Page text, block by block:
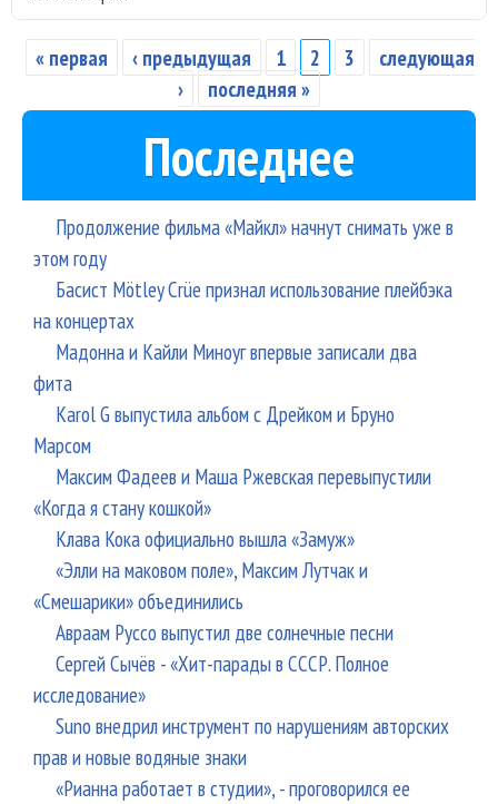
« первая ‹ предыдущая 1 2 3
следующая
›
последняя »
Последнее
Продолжение фильма «Майкл» начнут снимать уже в
этом году
Басист Mötley Crüe признал использование плейбэка
на концертах
Мадонна и Кайли Миноуг впервые записали два
фита
Karol G выпустила альбом с Дрейком и Бруно
Марсом
Максим Фадеев и Маша Ржевская перевыпустили
«Когда я стану кошкой»
Клава Кока официально вышла «Замуж»
«Элли на маковом поле», Максим Лутчак и
«Смешарики» объединились
Авраам Руссо выпустил две солнечные песни
Сергей Сычёв - «Хит-парады в СССР. Полное
исследование»
Suno внедрил инструмент по нарушениям авторских
прав и новые водяные знаки
«Рианна работает в студии», - проговорился ее